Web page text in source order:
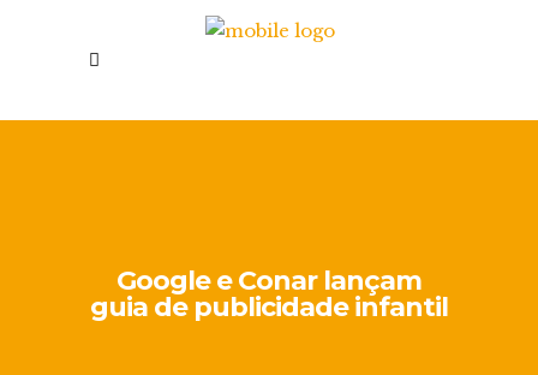
Google e Conar lançam
guia de publicidade infantil